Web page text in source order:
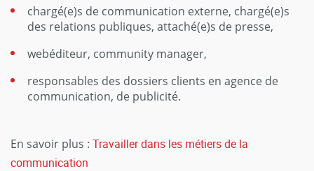
chargé(e)s de communication externe, chargé(e)s
des relations publiques, attaché(e)s de presse,
webéditeur, community manager,
responsables des dossiers clients en agence de
communication, de publicité.
En savoir plus : Travailler dans les métiers de la
communication